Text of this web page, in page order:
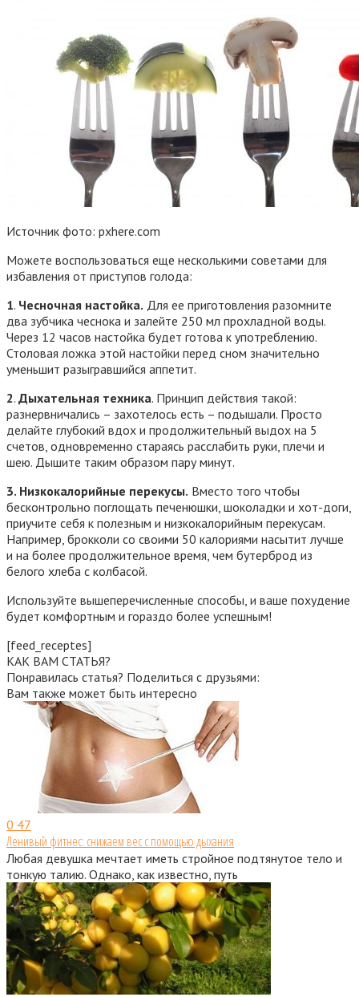
Источник фото: pxhere.com
Можете воспользоваться еще несколькими советами для
избавления от приступов голода:
1. Чесночная настойка. Для ее приготовления разомните
два зубчика чеснока и залейте 250 мл прохладной воды.
Через 12 часов настойка будет готова к употреблению.
Столовая ложка этой настойки перед сном значительно
уменьшит разыгравшийся аппетит.
2. Дыхательная техника. Принцип действия такой:
разнервничались – захотелось есть – подышали. Просто
делайте глубокий вдох и продолжительный выдох на 5
счетов, одновременно стараясь расслабить руки, плечи и
шею. Дышите таким образом пару минут.
3. Низкокалорийные перекусы. Вместо того чтобы
бесконтрольно поглощать печенюшки, шоколадки и хот-доги,
приучите себя к полезным и низкокалорийным перекусам.
Например, брокколи со своими 50 калориями насытит лучше
и на более продолжительное время, чем бутерброд из
белого хлеба с колбасой.
Используйте вышеперечисленные способы, и ваше похудение
будет комфортным и гораздо более успешным!
[feed_receptes]
КАК ВАМ СТАТЬЯ?
Понравилась статья? Поделиться с друзьями:
Вам также может быть интересно
0 47
Ленивый фитнес: снижаем вес с помощью дыхания
Любая девушка мечтает иметь стройное подтянутое тело и
тонкую талию. Однако, как известно, путь